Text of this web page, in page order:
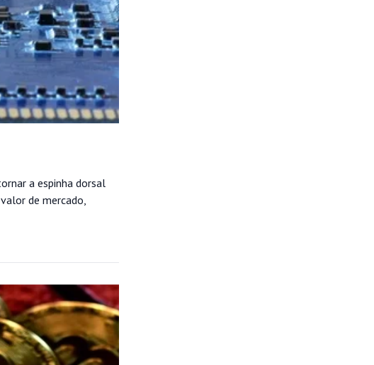
a espinha dorsal
de mercado,